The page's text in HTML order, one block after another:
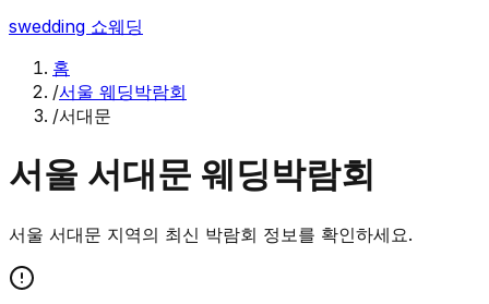
swedding 쇼웨딩
홈
/서울 웨딩박람회
/서대문
서울 서대문 웨딩박람회
서울 서대문 지역의 최신 박람회 정보를 확인하세요.